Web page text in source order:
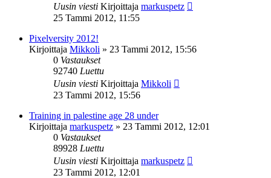
Uusin viesti Kirjoittaja markuspetz
25 Tammi 2012, 11:55
Pixelversity 2012!
Kirjoittaja Mikkoli » 23 Tammi 2012, 15:56
0 Vastaukset
92740 Luettu
Uusin viesti Kirjoittaja Mikkoli
23 Tammi 2012, 15:56
Training in palestine age 28 under
Kirjoittaja markuspetz » 23 Tammi 2012, 12:01
0 Vastaukset
89928 Luettu
Uusin viesti Kirjoittaja markuspetz
23 Tammi 2012, 12:01